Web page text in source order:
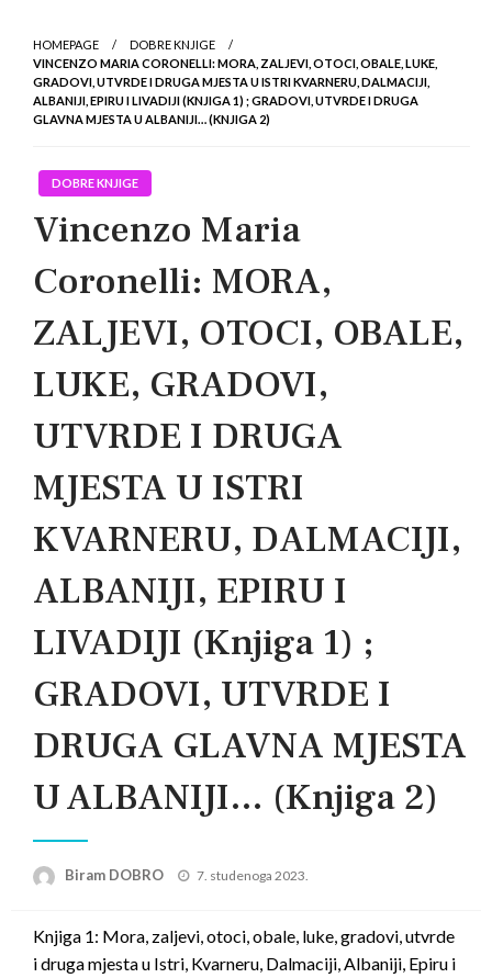
HOMEPAGE
DOBRE KNJIGE
VINCENZO MARIA CORONELLI: MORA, ZALJEVI, OTOCI, OBALE, LUKE,
GRADOVI, UTVRDE I DRUGA MJESTA U ISTRI KVARNERU, DALMACIJI,
ALBANIJI, EPIRU I LIVADIJI (KNJIGA 1) ; GRADOVI, UTVRDE I DRUGA
GLAVNA MJESTA U ALBANIJI… (KNJIGA 2)
DOBRE KNJIGE
Vincenzo Maria
Coronelli: MORA,
ZALJEVI, OTOCI, OBALE,
LUKE, GRADOVI,
UTVRDE I DRUGA
MJESTA U ISTRI
KVARNERU, DALMACIJI,
ALBANIJI, EPIRU I
LIVADIJI (Knjiga 1) ;
GRADOVI, UTVRDE I
DRUGA GLAVNA MJESTA
U ALBANIJI… (Knjiga 2)
Biram DOBRO
Posted
7. studenoga 2023.
Knjiga 1: Mora, zaljevi, otoci, obale, luke, gradovi, utvrde
i druga mjesta u Istri, Kvarneru, Dalmaciji, Albaniji, Epiru i